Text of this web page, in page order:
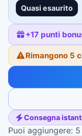
Quasi esaurito
+17 punti
Rimangono 5
Consegna
Puoi aggiungere: 5